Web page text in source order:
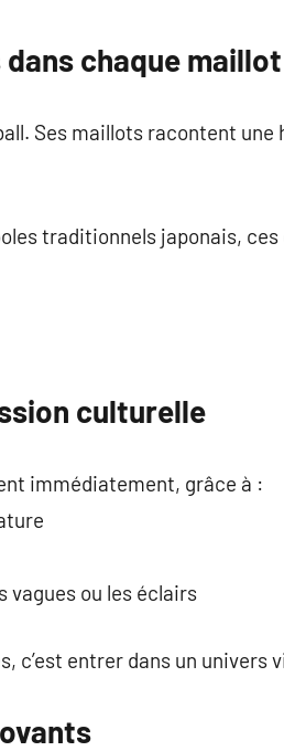
dans chaque maillot
Ses maillots racontent une
traditionnels japonais,
culturelle
immédiatement, grâce à :
vagues ou les éclairs
c’est entrer dans un univers